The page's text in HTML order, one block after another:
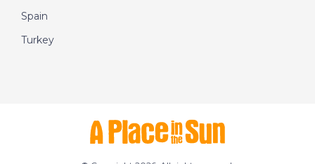
Spain
Turkey